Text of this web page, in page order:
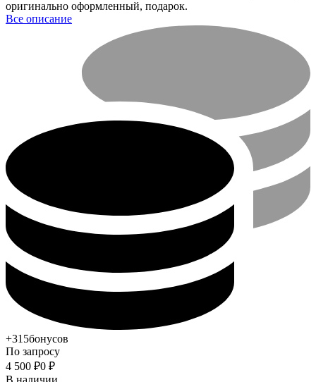
оригинально оформленный, подарок.​
Все описание
+315бонусов
По запросу
4 500 ₽0 ₽